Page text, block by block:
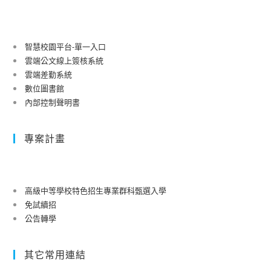
智慧校園平台-單一入口
雲端公文線上簽核系統
雲端差勤系統
數位圖書館
內部控制聲明書
專案計畫
高級中等學校特色招生專業群科甄選入學
免試續招
公告轉學
其它常用連結